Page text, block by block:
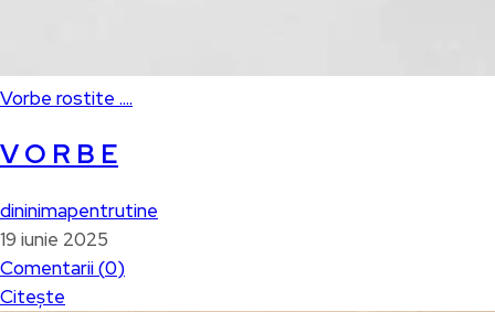
Vorbe rostite ....
V O R B E
dininimapentrutine
19 iunie 2025
Comentarii (0)
Citește